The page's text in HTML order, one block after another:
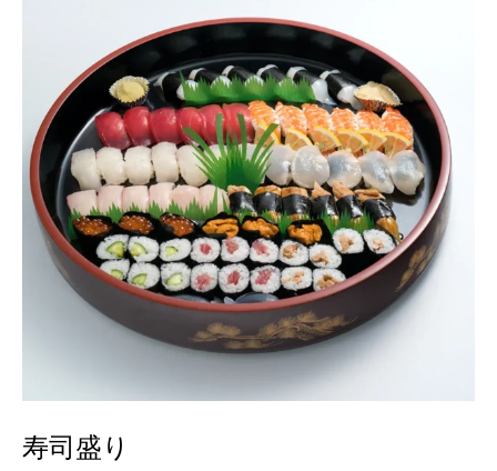
寿司盛り